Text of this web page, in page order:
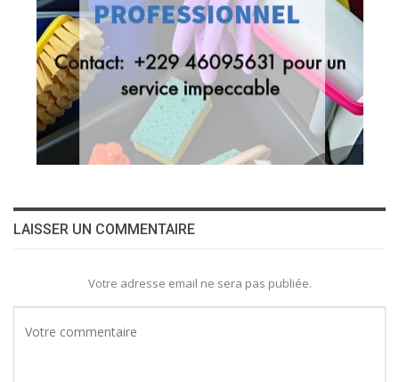
LAISSER UN COMMENTAIRE
Votre adresse email ne sera pas publiée.